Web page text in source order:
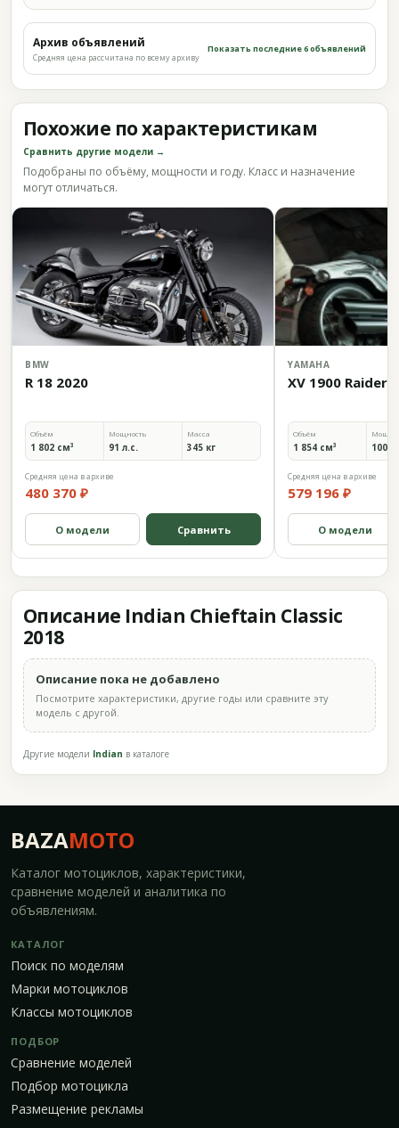
Архив объявлений
Средняя цена рассчитана по всему архиву
Показать последние 6 объявлений
Похожие по характеристикам
Сравнить другие модели →
Подобраны по объёму, мощности и году. Класс и назначение
могут отличаться.
BMW
R 18 2020
Объём
1 802 см³
Мощность
91 л.с.
Масса
345 кг
Средняя цена в архиве
480 370 ₽
О модели Сравнить
YAMAHA
XV 1900 Raider
Объём
1 854 см³ 100
Средняя цена в архиве
579 196 ₽
О модели
Описание Indian Chieftain Classic
2018
Описание пока не добавлено
Посмотрите характеристики, другие годы или сравните эту
модель с другой.
Другие модели Indian в каталоге
BAZAMOTO
Каталог мотоциклов, характеристики,
сравнение моделей и аналитика по
объявлениям.
КАТАЛОГ
Поиск по моделям
Марки мотоциклов
Классы мотоциклов
ПОДБОР
Сравнение моделей
Подбор мотоцикла
Размещение рекламы